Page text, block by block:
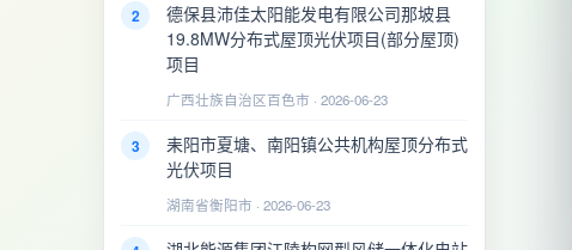
2
德保县沛佳太阳能发电有限公司那坡县
19.8MW分布式屋顶光伏项目(部分屋顶)
项目
广西壮族自治区百色市 · 2026-06-23
3
耒阳市夏塘、南阳镇公共机构屋顶分布式
光伏项目
湖南省衡阳市 · 2026-06-23